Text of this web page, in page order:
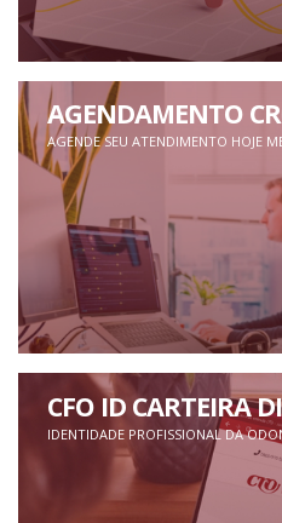
AGENDAMENTO
AGENDE SEU ATENDIMENTO HOJE
CFO ID CARTEIRA
IDENTIDADE PROFISSIONAL DA